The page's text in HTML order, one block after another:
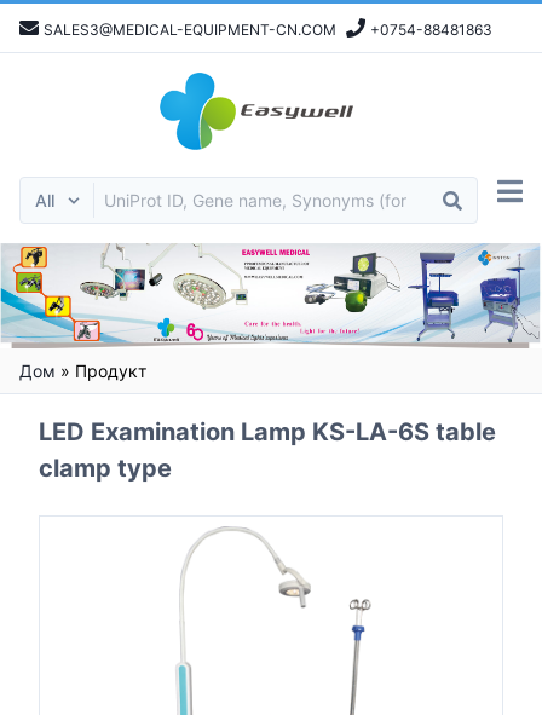
SALES3@MEDICAL-EQUIPMENT-CN.COM +0754-88481863
Дом » Продукт
LED Examination Lamp KS-LA-6S table
clamp type